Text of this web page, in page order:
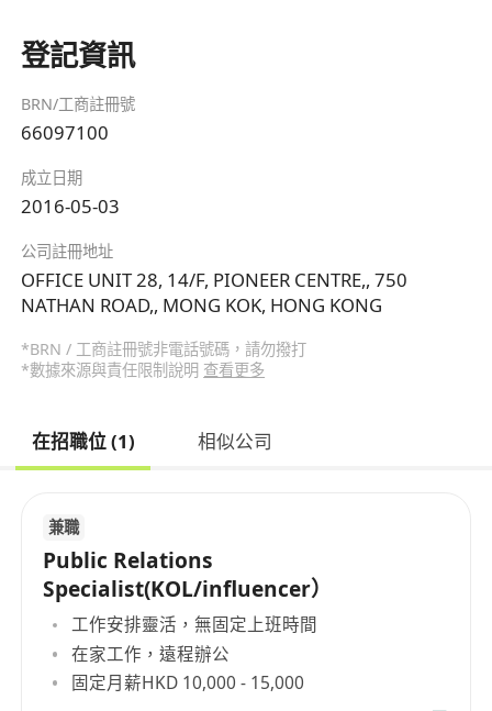
登記資訊
BRN/工商註冊號
66097100
成立日期
2016-05-03
公司註冊地址
OFFICE UNIT 28, 14/F, PIONEER CENTRE,, 750
NATHAN ROAD,, MONG KOK, HONG KONG
*BRN / 工商註冊號非電話號碼，請勿撥打
*數據來源與責任限制說明 查看更多
在招職位 (1) 相似公司
兼職
Public Relations
Specialist(KOL/influencer）
工作安排靈活，無固定上班時間
在家工作，遠程辦公
固定月薪HKD 10,000 - 15,000